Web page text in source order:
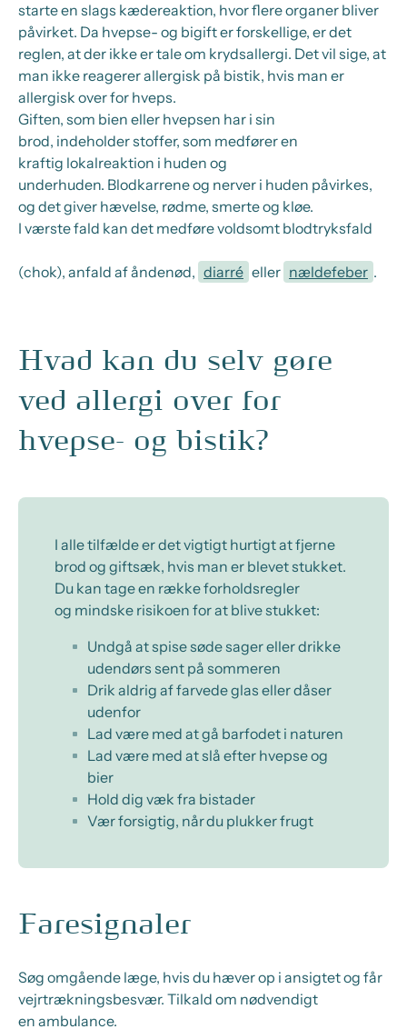
starte en slags kædereaktion, hvor flere organer bliver
påvirket. Da hvepse- og bigifter forskellige, er det
reglen, at der ikke er tale om krydsallergi. Det vil sige, at
man ikke reagerer allergisk på bistik, hvis man er
allergisk over for hveps.
Giften, som bien eller hvepsen har i sin
brod, indeholder stoffer, som medfører en
kraftig lokalreaktion i huden og
underhuden. Blodkarreneog nerver i huden påvirkes,
og det giver hævelse, rødme, smerte og kløe.
I værste fald kan det medføre voldsomt blodtryksfald
(chok), anfald af åndenød, diarré eller nældefeber .
Hvad kan du selv gøre
ved allergi over for
hvepse- og bistik?
I alle tilfælde er det vigtigt hurtigt at fjerne
brod og giftsæk, hvis man er blevet stukket.
Du kan tage en række forholdsregler
og mindske risikoen for at blive stukket:
Undgå at spise søde sager eller drikke
udendørs sent på sommeren
Drik aldrig af farvede glas eller dåser
udenfor
Lad være med at gå barfodet i naturen
Lad være med at slå efter hvepse og
bier
Hold dig væk fra bistader
Vær forsigtig, når du plukker frugt
Faresignaler
Søg omgående læge, hvis du hæver op i ansigtet og får
vejrtrækningsbesvær. Tilkald om nødvendigt
en ambulance.